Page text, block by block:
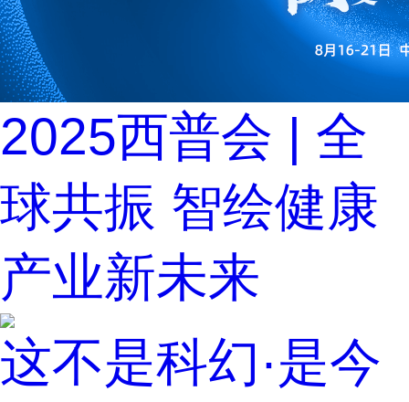
2025西普会 | 全
球共振 智绘健康
产业新未来
这不是科幻·是今